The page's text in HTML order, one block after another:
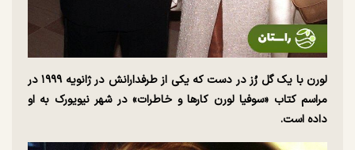
لورن با یک گل رُز در دست که یکی از طرفدارانش در ژانویه ۱۹۹۹ در
مراسم کتاب «سوفیا لورن کار‌ها و خاطرات» در شهر نیویورک به او
داده است.